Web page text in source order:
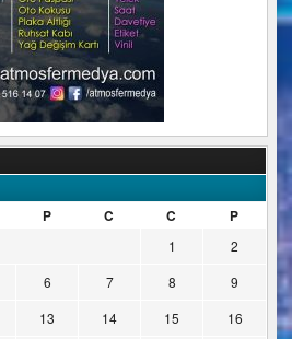
P C C P
1
2
6 7 8 9
13 14 15
16